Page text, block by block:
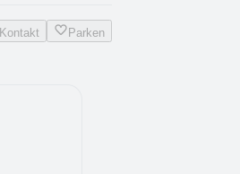
Kontakt Parken